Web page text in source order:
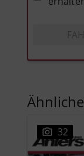
32